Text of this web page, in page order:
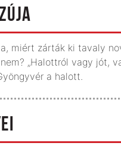
miért zárták ki tavaly
„Halottról vagy jót,
a halott.